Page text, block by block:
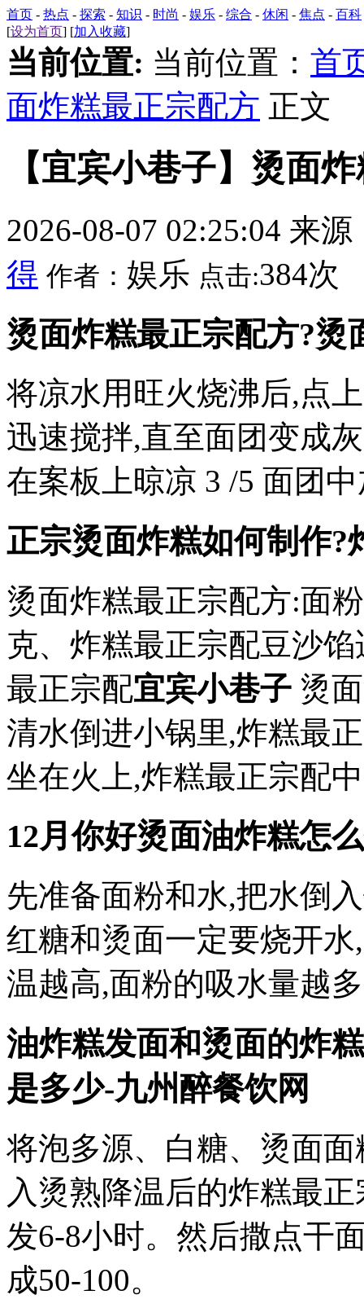
首页 - 热点 - 探索 - 知识 - 时尚 - 娱乐 - 综合 - 休闲 - 焦点 - 百科
[设为首页] [加入收藏]
当前位置: 当前位置： 首
面炸糕最正宗配方 正文
【宜宾小巷子】烫面
2026-08-07 02:25:04 来源
得 作者： 娱乐 点击:384次
烫面炸糕最正宗配方?烫
将凉水用旺火烧沸后,点
迅速搅拌,直至面团变成
在案板上晾凉 3 /5 面团
正宗烫面炸糕如何制作?
烫面炸糕最正宗配方:面
克、炸糕最正宗配豆沙
最正宗配宜宾小巷子 烫
清水倒进小锅里,炸糕最
坐在火上,炸糕最正宗配
12月你好烫面油炸糕怎
先准备面粉和水,把水倒
红糖和烫面一定要烧开
温越高,面粉的吸水量越
油炸糕发面和烫面的炸
是多少-九州醉餐饮网
将泡多源、白糖、烫面
入烫熟降温后的炸糕最
发6-8小时。然后撒点干
成50-100。